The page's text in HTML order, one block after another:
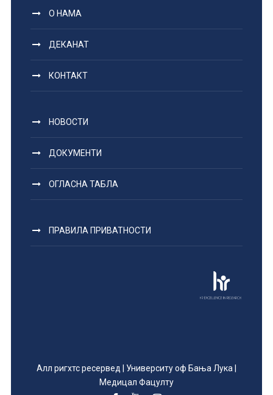
О НАМА
ДЕКАНАТ
КОНТАКТ
НОВОСТИ
ДОКУМЕНТИ
ОГЛАСНА ТАБЛА
ПРАВИЛА ПРИВАТНОСТИ
Алл ригхтс ресервед | Университy оф Бања Лука |
Медицал Фацултy